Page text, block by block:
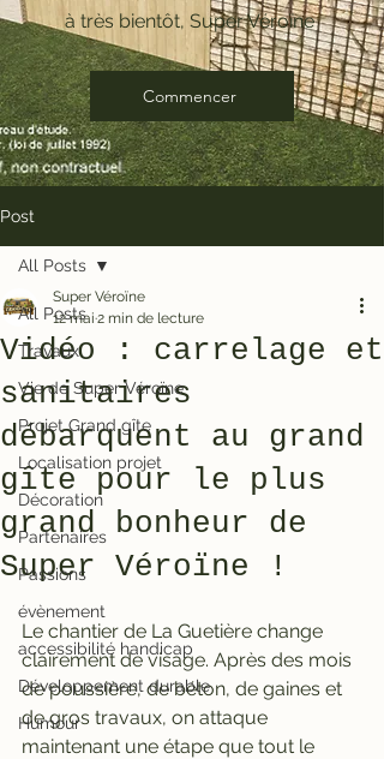
à très bientôt, Super Véroïne
Commencer
Post
All Posts
Travaux
Vie de Super Véroïne
Projet Grand gîte
Localisation projet
Décoration
Partenaires
Passions
évènement
accessibilité handicap
Développement durable
Humour
All Posts
Vidéo : carrelage et
sanitaires
débarquent au grand
gîte pour le plus
grand bonheur de
Super Véroïne !
Super Véroïne
12 mai 2 min de lecture
Le chantier de La Guetière change
clairement de visage. Après des mois
de poussière, de béton, de gaines et
de gros travaux, on attaque
maintenant une étape que tout le